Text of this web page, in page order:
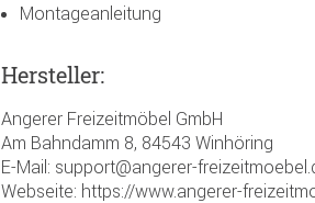
Montageanleitung
Hersteller:
Angerer Freizeitmöbel GmbH
Am Bahndamm 8, 84543 Winhöring
E-Mail: support@angerer-
Webseite: https://www.angerer-